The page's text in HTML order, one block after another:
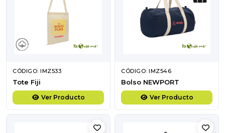
CÓDIGO: IMZ533
Tote Fiji
Ver Producto
CÓDIGO: IMZ546
Bolso NEWPORT
Ver Producto